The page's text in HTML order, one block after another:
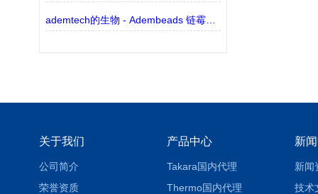
ademtech的生物 - Adembeads 链霉亲和素
关于我们
公司简介
荣誉资质
产品中心
Takara国内代理
Thermo国内代理
新
新闻
技术